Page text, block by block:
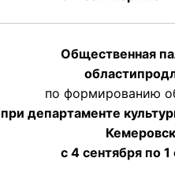
Общественная
области
по формированию
при департаменте
с 4 сентября по 1